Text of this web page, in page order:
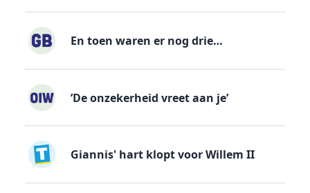
En toen waren er nog drie…
’De onzekerheid vreet aan je’
Giannis' hart klopt voor Willem II